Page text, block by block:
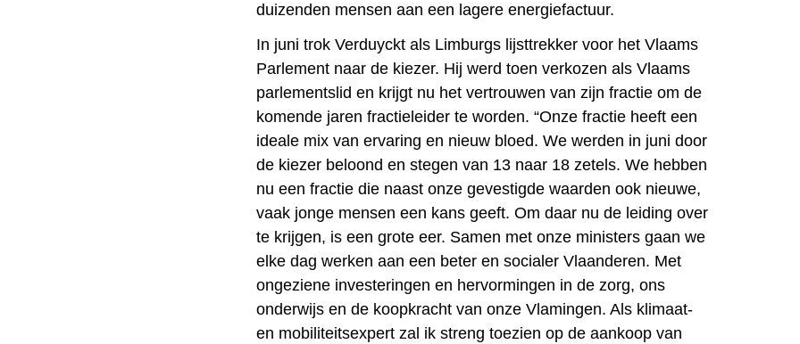
duizenden mensen aan een lagere energiefactuur.
In juni trok Verduyckt als Limburgs lijsttrekker voor het Vlaams
Parlement naar de kiezer. Hij werd toen verkozen als Vlaams
parlementslid en krijgt nu het vertrouwen van zijn fractie om de
komende jaren fractieleider te worden. “Onze fractie heeft een
ideale mix van ervaring en nieuw bloed. We werden in juni door
de kiezer beloond en stegen van 13 naar 18 zetels. We hebben
nu een fractie die naast onze gevestigde waarden ook nieuwe,
vaak jonge mensen een kans geeft. Om daar nu de leiding over
te krijgen, is een grote eer. Samen met onze ministers gaan we
elke dag werken aan een beter en socialer Vlaanderen. Met
ongeziene investeringen en hervormingen in de zorg, ons
onderwijs en de koopkracht van onze Vlamingen. Als klimaat-
en mobiliteitsexpert zal ik streng toezien op de aankoop van